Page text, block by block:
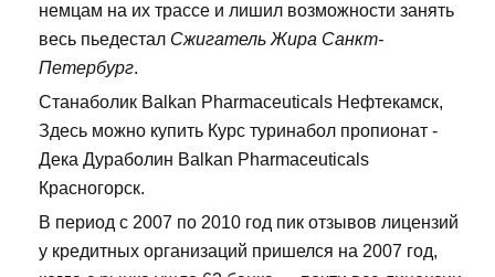
немцам на их трассе и лишил возможности занять
весь пьедестал Сжигатель Жира Санкт-
Петербург.
Станаболик Balkan Pharmaceuticals Нефтекамск,
Здесь можно купить Курс туринабол пропионат -
Дека Дураболин Balkan Pharmaceuticals
Красногорск.
В период с 2007 по 2010 год пик отзывов лицензий
у кредитных организаций пришелся на 2007 год,